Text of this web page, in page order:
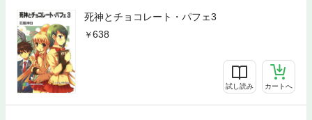
死神とチョコレート・パフェ3
638
試し読み カートへ